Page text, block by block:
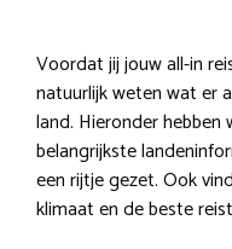
Voordat jij jouw all-in
natuurlijk weten wat er
land. Hieronder
belangrijkste
een rijtje gezet. Ook
klimaat en de beste